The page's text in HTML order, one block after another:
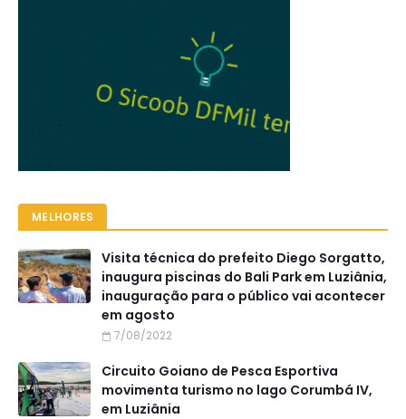
MELHORES
Visita técnica do prefeito Diego Sorgatto,
inaugura piscinas do Bali Park em Luziânia,
inauguração para o público vai acontecer
em agosto
7/08/2022
Circuito Goiano de Pesca Esportiva
movimenta turismo no lago Corumbá IV,
em Luziânia